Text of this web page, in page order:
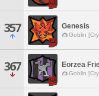
357 Genesis
Goblin
367 Eorzea
Goblin